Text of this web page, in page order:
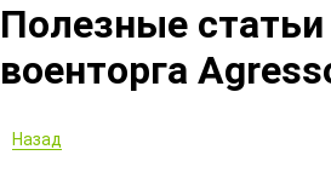
Полезные статьи
военторга
Назад